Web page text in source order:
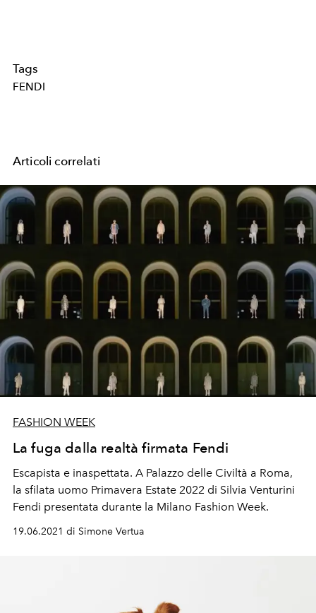
Tags
FENDI
Articoli correlati
FASHION WEEK
La fuga dalla realtà firmata Fendi
Escapista e inaspettata. A Palazzo delle Civiltà a Roma,
la sfilata uomo Primavera Estate 2022 di Silvia Venturini
Fendi presentata durante la Milano Fashion Week.
19.06.2021 di Simone Vertua